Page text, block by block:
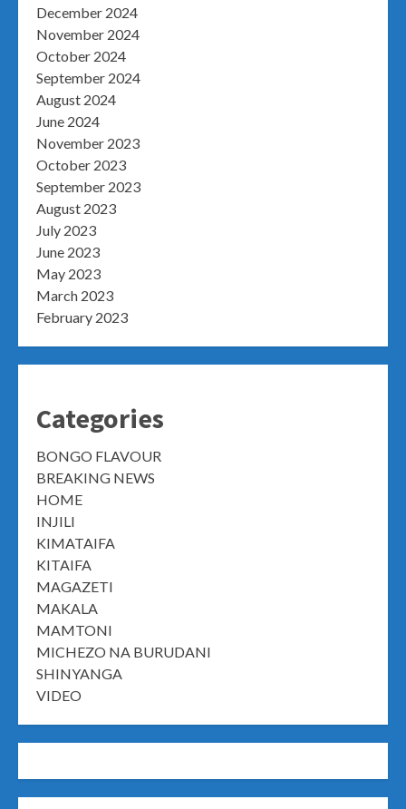
December 2024
November 2024
October 2024
September 2024
August 2024
June 2024
November 2023
October 2023
September 2023
August 2023
July 2023
June 2023
May 2023
March 2023
February 2023
Categories
BONGO FLAVOUR
BREAKING NEWS
HOME
INJILI
KIMATAIFA
KITAIFA
MAGAZETI
MAKALA
MAMTONI
MICHEZO NA BURUDANI
SHINYANGA
VIDEO